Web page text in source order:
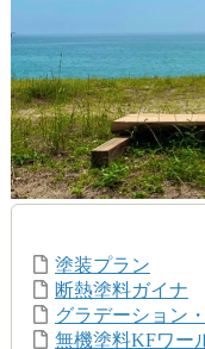
塗装プラン
断熱塗料ガイナ
グラデーション
無機塗料KFワー